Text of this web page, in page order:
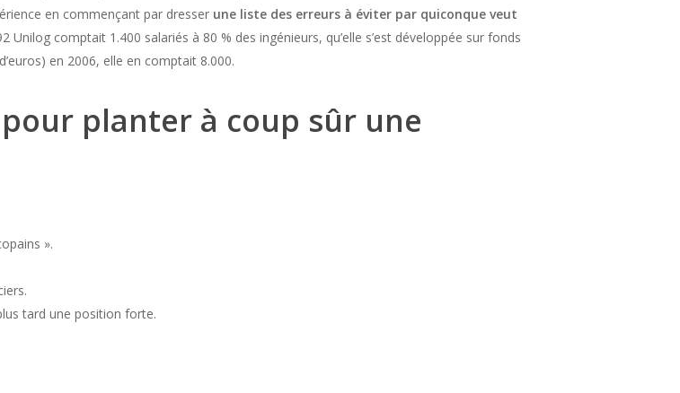
en commençant par dresser une liste des erreurs à éviter par quiconque veut
Unilog comptait 1.400 salariés à 80 % des ingénieurs, qu’elle s’est développée sur fonds
en 2006, elle en comptait 8.000.
planter à coup sûr une
».
tard une position forte.